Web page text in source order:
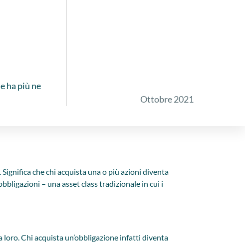
ha più ne
Ottobre 2021
che chi acquista una o più azioni diventa
– una asset class tradizionale in cui i
Chi acquista un’obbligazione infatti diventa